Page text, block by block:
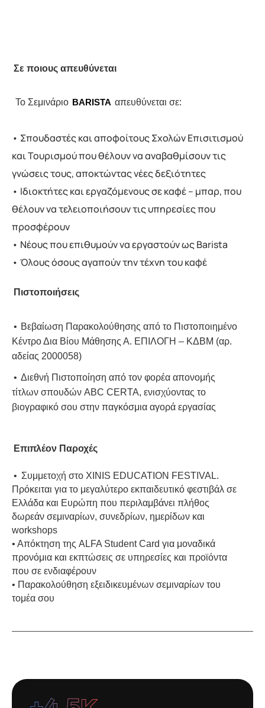
Σε ποιους απευθύνεται
Το Σεμινάριο BARISTA απευθύνεται σε:
• Σπουδαστές και αποφοίτους Σχολών Επισιτισμού
και Τουρισμού που θέλουν να αναβαθμίσουν τις
γνώσεις τους, αποκτώντας νέες δεξιότητες
• Ιδιοκτήτες και εργαζόμενους σε καφέ – μπαρ, που
θέλουν να τελειοποιήσουν τις υπηρεσίες που
προσφέρουν
• Νέους που επιθυμούν να εργαστούν ως Barista
• Όλους όσους αγαπούν την τέχνη του καφέ
Πιστοποιήσεις
• Βεβαίωση Παρακολούθησης από το Πιστοποιημένο
Κέντρο Δια Βίου Μάθησης Α. ΕΠΙΛΟΓΗ – ΚΔΒΜ (αρ.
αδείας 2000058)
• Διεθνή Πιστοποίηση από τον φορέα απονομής
τίτλων σπουδών ABC CERTA, ενισχύοντας το
βιογραφικό σου στην παγκόσμια αγορά εργασίας
Επιπλέον Παροχές
• Συμμετοχή στο XINIS EDUCATION FESTIVAL.
Πρόκειται για το μεγαλύτερο εκπαιδευτικό φεστιβάλ σε
Ελλάδα και Ευρώπη που περιλαμβάνει πλήθος
δωρεάν σεμιναρίων, συνεδρίων, ημερίδων και
workshops
• Απόκτηση της ALFA Student Card για μοναδικά
προνόμια και εκπτώσεις σε υπηρεσίες και προϊόντα
που σε ενδιαφέρουν
• Παρακολούθηση εξειδικευμένων σεμιναρίων του
τομέα σου